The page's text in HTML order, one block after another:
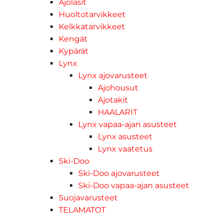
Ajolasit
Huoltotarvikkeet
Kelkkatarvikkeet
Kengät
Kypärät
Lynx
Lynx ajovarusteet
Ajohousut
Ajotakit
HAALARIT
Lynx vapaa-ajan asusteet
Lynx asusteet
Lynx vaatetus
Ski-Doo
Ski-Doo ajovarusteet
Ski-Doo vapaa-ajan asusteet
Suojavarusteet
TELAMATOT